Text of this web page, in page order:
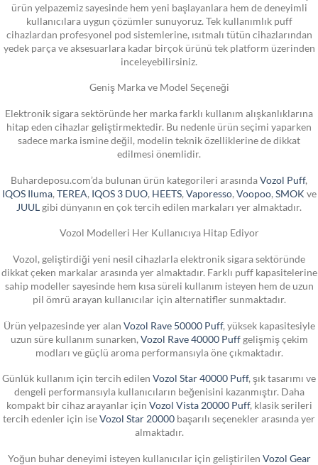
ürün yelpazemiz sayesinde hem yeni başlayanlara hem de deneyimli
kullanıcılara uygun çözümler sunuyoruz. Tek kullanımlık puff
cihazlardan profesyonel pod sistemlerine, ısıtmalı tütün cihazlarından
yedek parça ve aksesuarlara kadar birçok ürünü tek platform üzerinden
inceleyebilirsiniz.
Geniş Marka ve Model Seçeneği
Elektronik sigara sektöründe her marka farklı kullanım alışkanlıklarına
hitap eden cihazlar geliştirmektedir. Bu nedenle ürün seçimi yaparken
sadece marka ismine değil, modelin teknik özelliklerine de dikkat
edilmesi önemlidir.
Buhardeposu.com’da bulunan ürün kategorileri arasındaVozol Puff,
IQOS Iluma, TEREA IQOS 3 DUO, HEETS, Vaporesso, Voopoo, SMOK ve
JUUL gibi dünyanın en çok tercih edilen markaları yer almaktadır.
Vozol Modelleri Her Kullanıcıya Hitap Ediyor
Vozol, geliştirdiği yeni nesil cihazlarla elektronik sigara sektöründe
dikkat çeken markalar arasında yer almaktadır. Farklı puff kapasitelerine
sahip modeller sayesinde hem kısa süreli kullanım isteyen hem de uzun
pil ömrü arayan kullanıcılar için alternatifler sunmaktadır.
Ürün yelpazesinde yer alan Vozol Rave 50000 Puff, yüksek kapasitesiyle
uzun süre kullanım sunarken, Vozol Rave 40000 Puffgelişmiş çekim
modları ve güçlü aroma performansıyla öne çıkmaktadır.
Günlük kullanım için tercih edilen Vozol Star 40000 Puff, şık tasarımı ve
dengeli performansıyla kullanıcıların beğenisini kazanmıştır. Daha
kompakt bir cihaz arayanlar için Vozol Vista 20000 Puff, klasik serileri
tercih edenler için iseVozol Star 20000 başarılı seçenekler arasında yer
almaktadır.
Yoğun buhar deneyimi isteyen kullanıcılar için geliştirilen Vozol Gear